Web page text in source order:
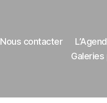
Nous contacter